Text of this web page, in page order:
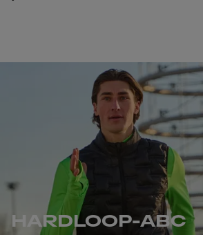
HARDLOOP-ABC